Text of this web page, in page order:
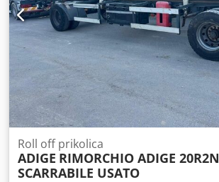
Roll off prikolica
ADIGE RIMORCHIO ADIGE 20R2N
SCARRABILE USATO